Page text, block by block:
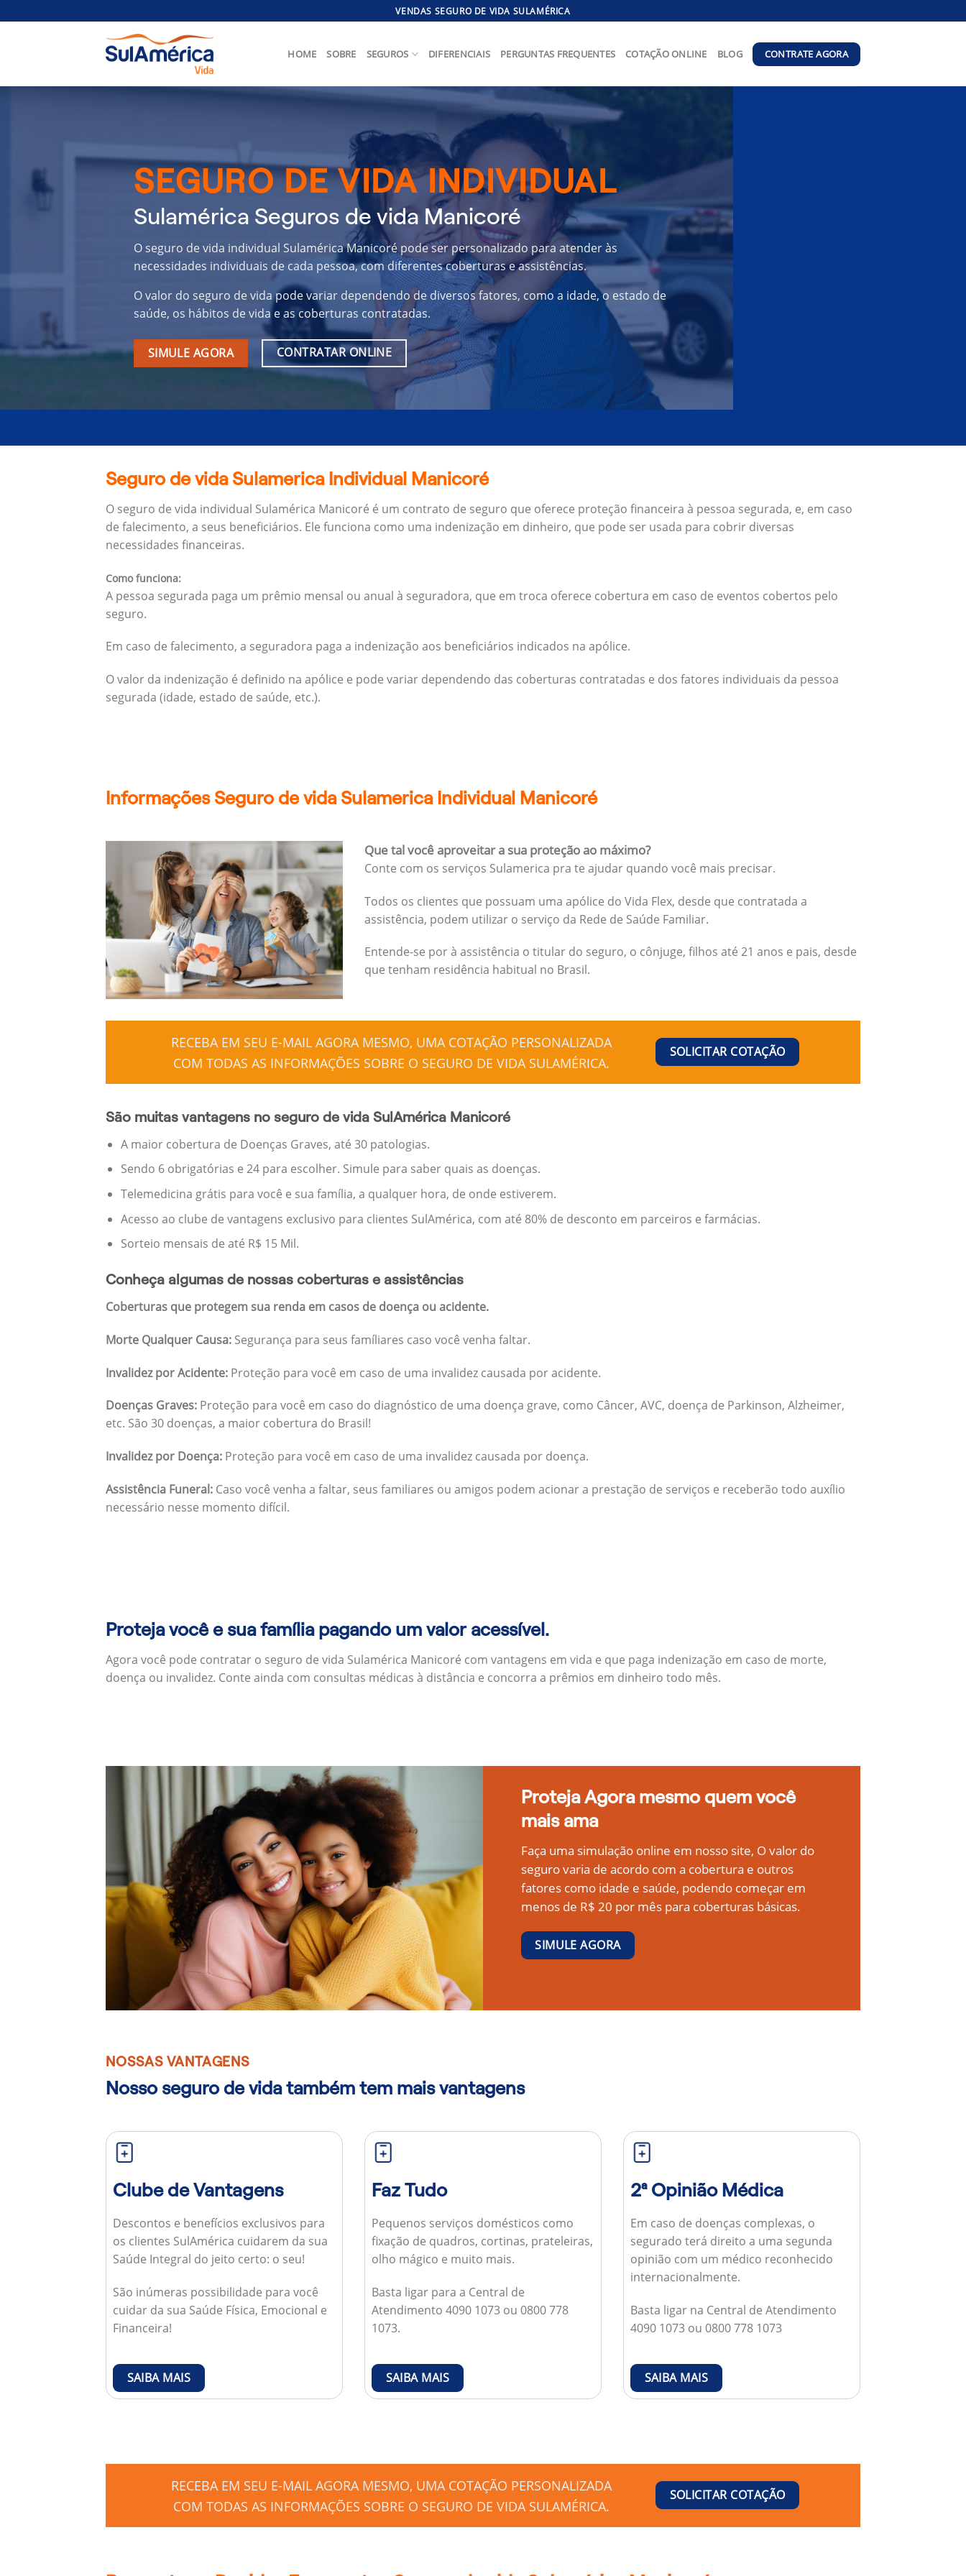
to
VENDAS SEGURO DE VIDA SULAMÉRICA
HOME SOBRE SEGUROS DIFERENCIAIS PERGUNTAS FREQUENTES COTAÇÃO ONLINE BLOG CONTRATE AGORA
SEGURO DE VIDA INDIVIDUAL
Sulamérica Seguros de vida Manicoré
O seguro de vida individual Sulamérica Manicoré pode ser personalizado para atender às
necessidades individuais de cada pessoa, com diferentes coberturas e assistências.
O valor do seguro de vida pode variar dependendo de diversos fatores, como a idade, o estado de
saúde, os hábitos de vida e as coberturas contratadas.
SIMULE AGORA CONTRATAR ONLINE
Seguro de vida Sulamerica Individual Manicoré
O seguro de vida individual Sulamérica Manicoré é um contrato de seguro que oferece proteção financeira à pessoa segurada, e, em caso
de falecimento, a seus beneficiários. Ele funciona como uma indenização em dinheiro, que pode ser usada para cobrir diversas
necessidades financeiras.
Como funciona:
A pessoa segurada paga um prêmio mensal ou anual à seguradora, que em troca oferece cobertura em caso de eventos cobertos pelo
seguro.
Em caso de falecimento, a seguradora paga a indenização aos beneficiários indicados na apólice.
O valor da indenização é definido na apólice e pode variar dependendo das coberturas contratadas e dos fatores individuais da pessoa
segurada (idade, estado de saúde, etc.).
Informações Seguro de vida Sulamerica Individual Manicoré
Que tal você aproveitar a sua proteção ao máximo?
Conte com os serviços Sulamerica pra te ajudar quando você mais precisar.
Todos os clientes que possuam uma apólice do Vida Flex, desde que contratada a
assistência, podem utilizar o serviço da Rede de Saúde Familiar.
Entende-se por à assistência o titular do seguro, o cônjuge, filhos até 21 anos e pais, desde
que tenham residência habitual no Brasil.
RECEBA EM SEU E-MAIL AGORA MESMO, UMA COTAÇÃO PERSONALIZADA
COM TODAS AS INFORMAÇÕES SOBRE O SEGURO DE VIDA SULAMÉRICA.
SOLICITAR COTAÇÃO
São muitas vantagens no seguro de vida SulAmérica Manicoré
A maior cobertura de Doenças Graves, até 30 patologias.
Sendo 6 obrigatórias e 24 para escolher. Simule para saber quais as doenças.
Telemedicina grátis para você e sua família, a qualquer hora, de onde estiverem.
Acesso ao clube de vantagens exclusivo para clientes SulAmérica, com até 80% de desconto em parceiros e farmácias.
Sorteio mensais de até R$ 15 Mil.
Conheça algumas de nossas coberturas e assistências
Coberturas que protegem sua renda em casos de doença ou acidente.
Morte Qualquer Causa: Segurança para seus famíliares caso você venha faltar.
Invalidez por Acidente: Proteção para você em caso de uma invalidez causada por acidente.
Doenças Graves: Proteção para você em caso do diagnóstico de uma doença grave, como Câncer, AVC, doença de Parkinson, Alzheimer,
etc. São 30 doenças, a maior cobertura do Brasil!
Invalidez por Doença: Proteção para você em caso de uma invalidez causada por doença.
Assistência Funeral: Caso você venha a faltar, seus familiares ou amigos podem acionar a prestação de serviços e receberão todo auxílio
necessário nesse momento difícil.
Proteja você e sua família pagando um valor acessível.
Agora você pode contratar o seguro de vida Sulamérica Manicoré com vantagens em vida e que paga indenização em caso de morte,
doença ou invalidez. Conte ainda com consultas médicas à distância e concorra a prêmios em dinheiro todo mês.
Proteja Agora mesmo quem você
mais ama
Faça uma simulação online em nosso site, O valor do
seguro varia de acordo com a cobertura e outros
fatores como idade e saúde, podendo começar em
menos de R$ 20 por mês para coberturas básicas.
SIMULE AGORA
NOSSAS VANTAGENS
Nosso seguro de vida também tem mais vantagens
Clube de Vantagens
Descontos e benefícios exclusivos para
os clientes SulAmérica cuidarem da sua
Saúde Integral do jeito certo: o seu!
São inúmeras possibilidade para você
cuidar da sua Saúde Física, Emocional e
Financeira!
SAIBA MAIS
Faz Tudo
Pequenos serviços domésticos como
fixação de quadros, cortinas, prateleiras,
olho mágico e muito mais.
Basta ligar para a Central de
Atendimento 4090 1073 ou 0800 778
1073.
SAIBA MAIS
2ª Opinião Médica
Em caso de doenças complexas, o
segurado terá direito a uma segunda
opinião com um médico reconhecido
internacionalmente.
Basta ligar na Central de Atendimento
4090 1073 ou 0800 778 1073
SAIBA MAIS
RECEBA EM SEU E-MAIL AGORA MESMO, UMA COTAÇÃO PERSONALIZADA
COM TODAS AS INFORMAÇÕES SOBRE O SEGURO DE VIDA SULAMÉRICA.
SOLICITAR COTAÇÃO